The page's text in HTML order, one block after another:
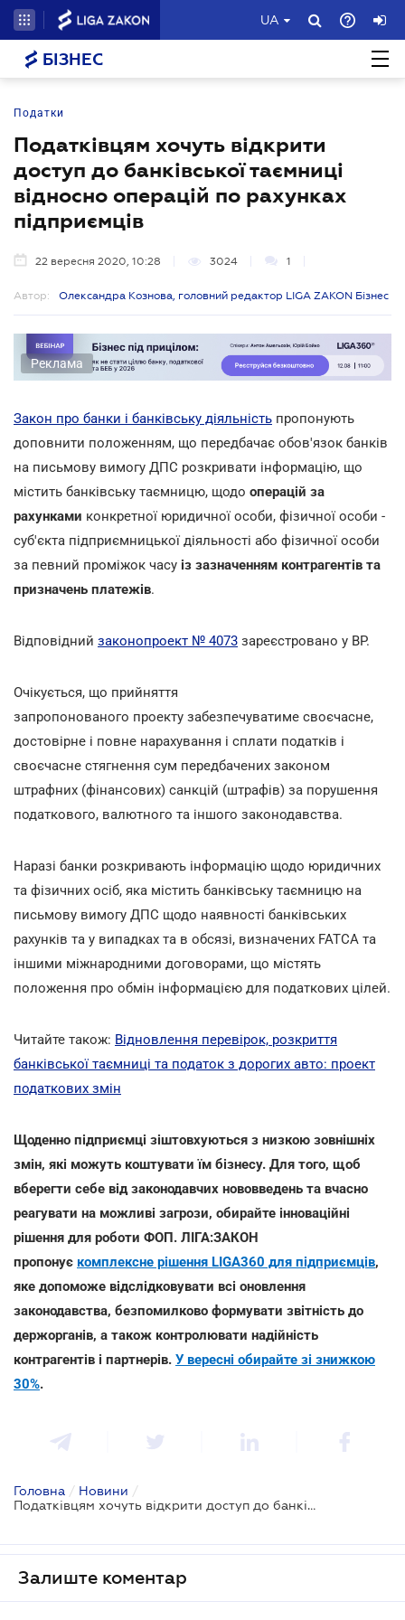
UA
БІЗНЕС
Податки
Податківцям хочуть відкрити
доступ до банківської таємниці
відносно операцій по рахунках
підприємців
22 вересня 2020, 10:28 3024 1
Автор: Олександра Кознова, головний редактор LIGA ZAKON Бізнес
Реклама
Закон про банки і банківську діяльність пропонують
доповнити положенням, що передбачає обов'язок банків
на письмову вимогу ДПС розкривати інформацію, що
містить банківську таємницю, щодо операцій за
рахунками конкретної юридичної особи, фізичної особи -
суб'єкта підприємницької діяльності або фізичної особи
за певний проміжок часу із зазначенням контрагентів та
призначень платежів.
Відповідний законопроект № 4073 зареєстровано у ВР.
Очікується, що прийняття
запропонованого проекту забезпечуватиме своєчасне,
достовірне і повне нарахування і сплати податків і
своєчасне стягнення сум передбачених законом
штрафних (фінансових) санкцій (штрафів) за порушення
податкового, валютного та іншого законодавства.
Наразі банки розкривають інформацію щодо юридичних
та фізичних осіб, яка містить банківську таємницю на
письмову вимогу ДПС щодо наявності банківських
рахунків та у випадках та в обсязі, визначених FATCA та
іншими міжнародними договорами, що містять
положення про обмін інформацією для податкових цілей.
Читайте також: Відновлення перевірок, розкриття
банківської таємниці та податок з дорогих авто: проект
податкових змін
Щоденно підприємці зіштовхуються з низкою зовнішніх
змін, які можуть коштувати їм бізнесу. Для того, щоб
вберегти себе від законодавчих нововведень та вчасно
реагувати на можливі загрози, обирайте інноваційні
рішення для роботи ФОП. ЛІГА:ЗАКОН
пропонує комплексне рішення LIGA360 для підприємців,
яке допоможе відслідковувати всі оновлення
законодавства, безпомилково формувати звітність до
держорганів, а також контролювати надійність
контрагентів і партнерів. У вересні обирайте зі знижкою
30%.
Головна / Новини /
Податківцям хочуть відкрити доступ до банківської таємниці відносно операцій по рахунках підприємців
Залиште коментар